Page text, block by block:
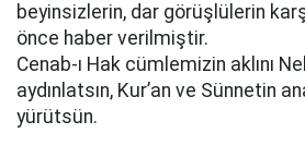
beyinsizlerin, dar görüşlülerin
önce haber verilmiştir.
Cenab-ı Hak cümlemizin aklını
aydınlatsın, Kur’an ve Sünnetin
yürütsün.